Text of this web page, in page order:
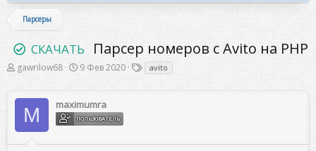
Парсеры
СКАЧАТЬ Парсер номеров с Avito на PHP
А
т
о
е
м
gawrilow68
Д
т
а
н
а
а
9 Фев 2020
Т
е
г
avito
M maximumra
ПОЛЬЗОВАТЕЛЬ